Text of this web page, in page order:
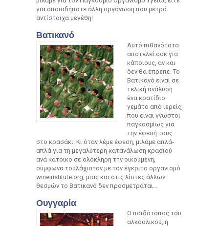
για οποιαδήποτε άλλη οργάνωση που μετρά
αντίστοιχα μεγέθη!
Βατικανό
Αυτό πιθανότατα
αποτελεί σοκ για
κάποιους, αν και
δεν θα έπρεπε. Το
Βατικανό είναι σε
τελική ανάλυση
ένα κρατίδιο
γεμάτο από ιερείς,
που είναι γνωστοί
παγκοσμίως για
την έφεσή τους
στο κρασάκι. Κι όταν λέμε έφεση, μιλάμε απλά-
απλά για τη μεγαλύτερη κατανάλωση κρασιού
ανά κάτοικο σε ολόκληρη την οικουμένη,
σύμφωνα τουλάχιστον με τον έγκριτο οργανισμό
wineinstitute.org, μιας και στις λίστες άλλων
θεσμών το Βατικανό δεν προσμετράται…
Ουγγαρία
Ο παιδότοπος του
αλκοολικού, η